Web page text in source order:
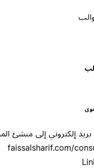
إلكتروني إلى منشئ المحتوى
faissalsharif.com/